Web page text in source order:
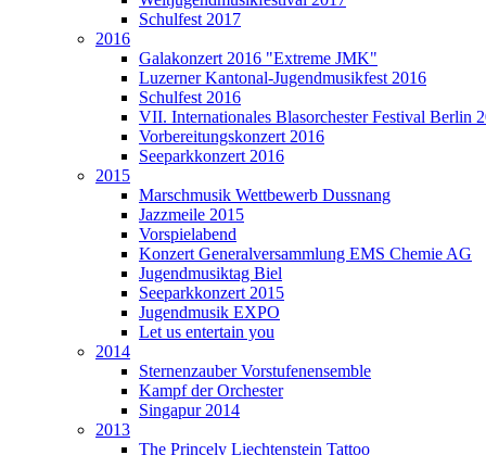
Schulfest 2017
2016
Galakonzert 2016 "Extreme JMK"
Luzerner Kantonal-Jugendmusikfest 2016
Schulfest 2016
VII. Internationales Blasorchester Festival Berlin
Vorbereitungskonzert 2016
Seeparkkonzert 2016
2015
Marschmusik Wettbewerb Dussnang
Jazzmeile 2015
Vorspielabend
Konzert Generalversammlung EMS Chemie AG
Jugendmusiktag Biel
Seeparkkonzert 2015
Jugendmusik EXPO
Let us entertain you
2014
Sternenzauber Vorstufenensemble
Kampf der Orchester
Singapur 2014
2013
The Princely Liechtenstein Tattoo